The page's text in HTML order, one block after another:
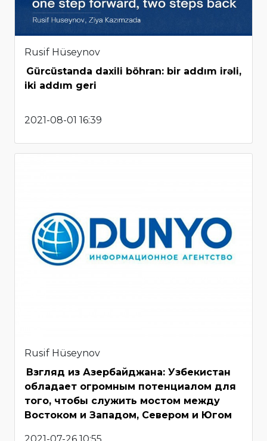
Rusif Hüseynov
Gürcüstanda daxili böhran: bir addım irəli,
iki addım geri
2021-08-01 16:39
Rusif Hüseynov
Взгляд из Азербайджана: Узбекистан
обладает огромным потенциалом для
того, чтобы служить мостом между
Востоком и Западом, Севером и Югом